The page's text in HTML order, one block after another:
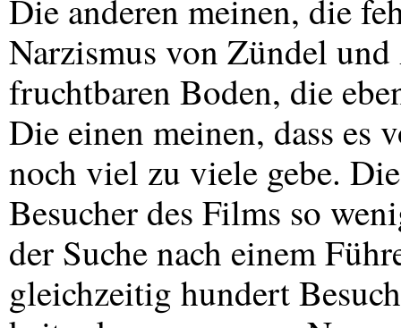
Die anderen meinen, die
Narzismus von Zündel
fruchtbaren Boden, die
Die einen meinen, dass es
noch viel zu viele gebe.
Besucher des Films so
der Suche nach einem
gleichzeitig hundert